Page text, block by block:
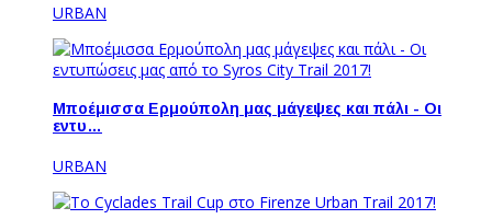
URBAN
Μποέμισσα Ερμούπολη μας μάγεψες και πάλι - Οι
εντυ…
URBAN